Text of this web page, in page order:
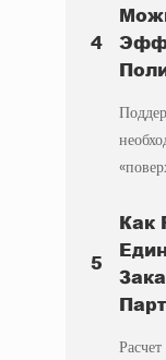
4
5
Как